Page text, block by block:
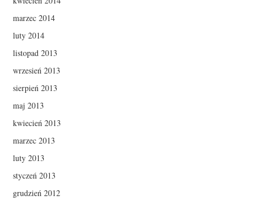
marzec 2014
luty 2014
listopad 2013
wrzesień 2013
sierpień 2013
maj 2013
kwiecień 2013
marzec 2013
luty 2013
styczeń 2013
grudzień 2012